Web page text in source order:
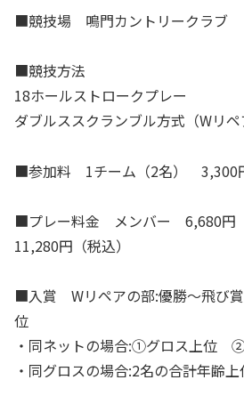
■競技場 鳴門カントリークラブ
■競技方法
18ホールストロークプレー
ダブルススクランブル方式（Wリペ
■参加料 1チーム（2名） 3,300円
■プレー料金 メンバー 6,680円
11,280円（税込）
■入賞 Wリペアの部:優勝～飛び
位
・同ネットの場合:①グロス上位
・同グロスの場合:2名の合計年齢上